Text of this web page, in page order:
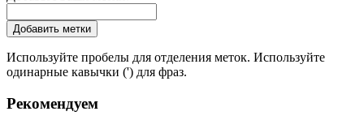
Добавить метки
Используйте пробелы для отделения меток. Используйте
одинарные кавычки (') для фраз.
Рекомендуем